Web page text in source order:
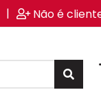
| Não é